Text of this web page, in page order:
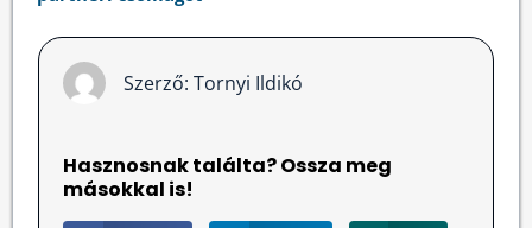
Szerző: Tornyi Ildikó
Hasznosnak találta? Ossza meg
másokkal is!